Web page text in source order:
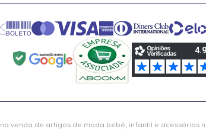
venda de artigos de moda bebê, infantil e